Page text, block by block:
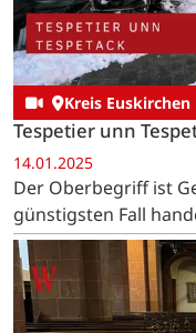
Kreis Euskirchen
Tespetier unn
14.01.2025
Der Oberbegriff ist
günstigsten Fall